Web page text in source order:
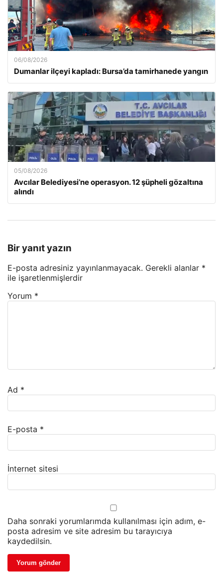
06/08/2026
Dumanlar ilçeyi kapladı: Bursa’da tamirhanede yangın
05/08/2026
Avcılar Belediyesi’ne operasyon. 12 şüpheli gözaltına
alındı
Bir yanıt yazın
E-posta adresiniz yayınlanmayacak. Gerekli alanlar *
ile işaretlenmişlerdir
Yorum *
Ad *
E-posta *
İnternet sitesi
Daha sonraki yorumlarımda kullanılması için adım, e-
posta adresim ve site adresim bu tarayıcıya
kaydedilsin.